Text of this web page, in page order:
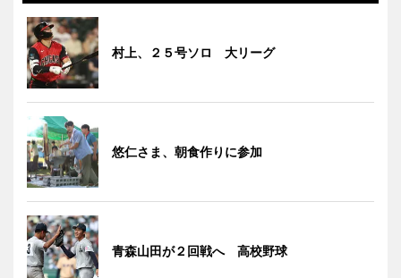
村上、２５号ソロ 大リーグ
悠仁さま、朝食作りに参加
青森山田が２回戦へ 高校野球